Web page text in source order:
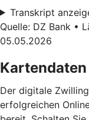
Transkript
Quelle: DZ Bank •
05.05.2026
Der digitale
erfolgreichen